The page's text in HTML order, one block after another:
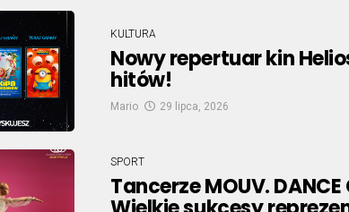
KULTURA
Nowy repertuar kin
hitów!
Mario 29 lipca, 2026
SPORT
Tancerze MOUV.